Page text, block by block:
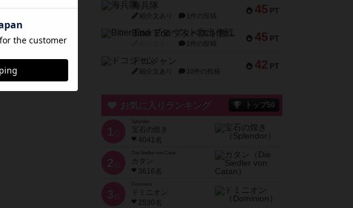
45 PT
海兵隊
紹介文あり 1件の投稿
45 PT
Bitter End ブタペスト救出作戦
1件の投稿
42 PT
ドコジャン
紹介文あり 10件の投稿
お気に入りランキング トップ50
1 位
宝石の煌き
4041名
2 位
Die Siedler von Catan
カタン
3616名
3 位
ドミニオン
2530名